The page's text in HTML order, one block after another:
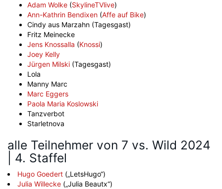
Adam Wolke (SkylineTVlive)
Ann-Kathrin Bendixen (Affe auf Bike)
Cindy aus Marzahn (Tagesgast)
Fritz Meinecke
Jens Knossalla (Knossi)
Joey Kelly
Jürgen Milski (Tagesgast)
Lola
Manny Marc
Marc Eggers
Paola Maria Koslowski
Tanzverbot
Starletnova
alle Teilnehmer von 7 vs. Wild 2024
| 4. Staffel
Hugo Goedert („LetsHugo“)
Julia Willecke („Julia Beautx“)